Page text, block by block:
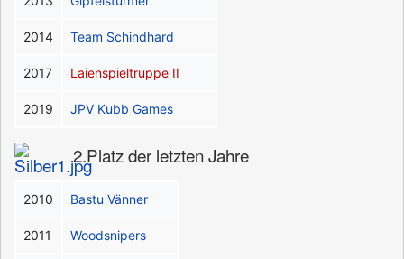
2014 Team Schindhard
2017 Laienspieltruppe II
2019 JPV Kubb Games
2.Platz der letzten Jahre
2010 Bastu Vänner
2011 Woodsnipers